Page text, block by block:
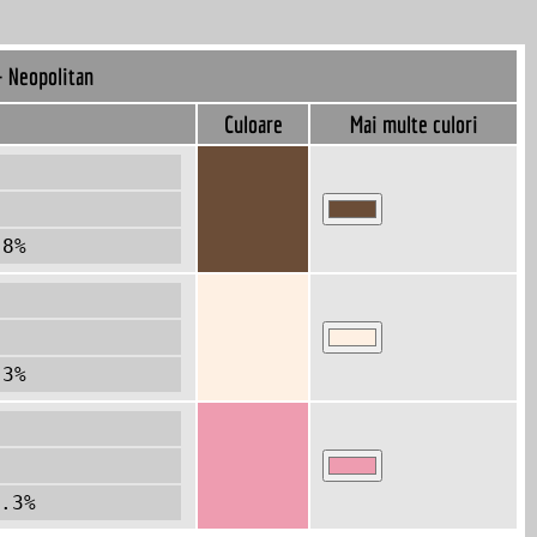
Neopolitan
Culoare
Mai multe culori